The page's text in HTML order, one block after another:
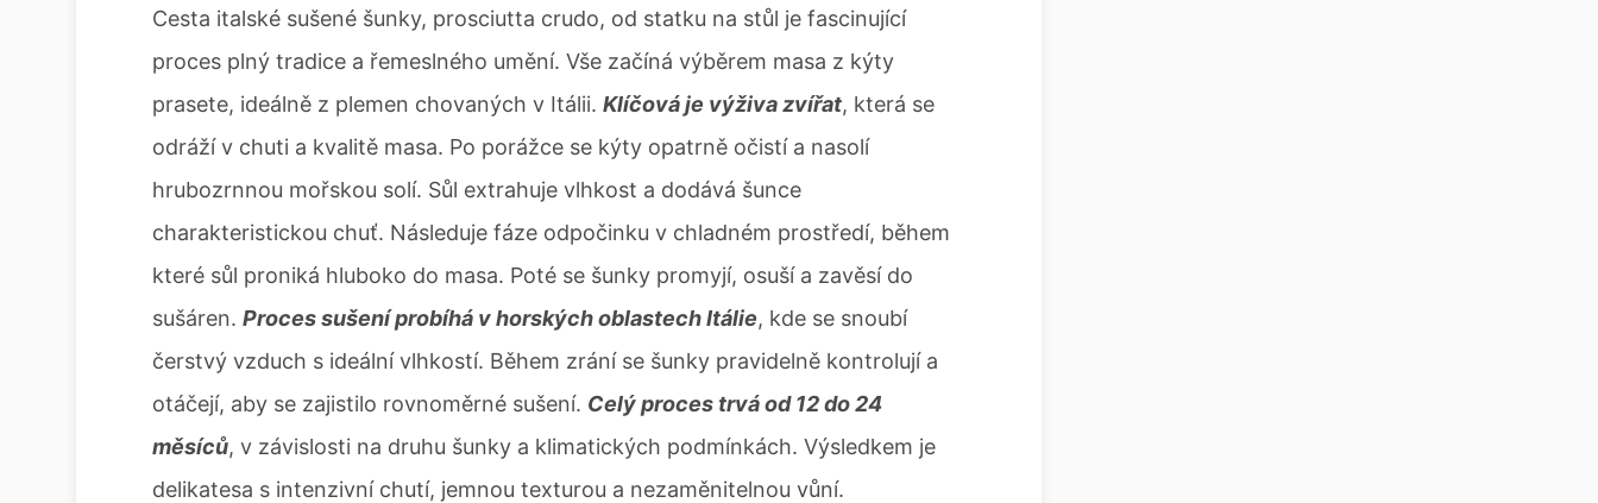
Cesta italské sušené šunky, prosciutta crudo, od statku na stůl je fascinující
proces plný tradice a řemeslného umění. Vše začíná výběrem masa z kýty
prasete, ideálně z plemen chovaných v Itálii. Klíčová je výživa zvířat, která se
odráží v chuti a kvalitě masa. Po porážce se kýty opatrně očistí a nasolí
hrubozrnnou mořskou solí. Sůl extrahuje vlhkost a dodává šunce
charakteristickou chuť. Následuje fáze odpočinku v chladném prostředí, během
které sůl proniká hluboko do masa. Poté se šunky promyjí, osuší a zavěsí do
sušáren. Proces sušení probíhá v horských oblastech Itálie, kde se snoubí
čerstvý vzduch s ideální vlhkostí. Během zrání se šunky pravidelně kontrolují a
otáčejí, aby se zajistilo rovnoměrné sušení. Celý proces trvá od 12 do 24
měsíců, v závislosti na druhu šunky a klimatických podmínkách. Výsledkem je
delikatesa s intenzivní chutí, jemnou texturou a nezaměnitelnou vůní.